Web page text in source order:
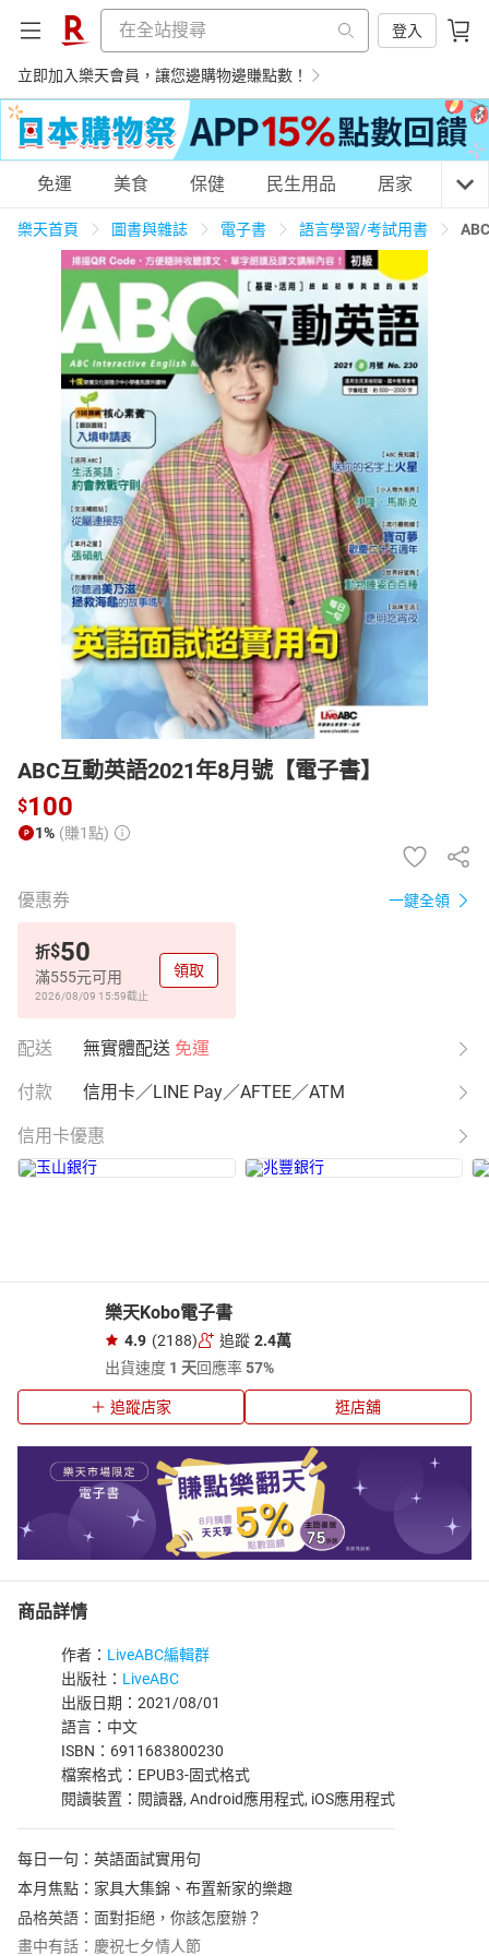
登入
立即加入樂天會員，讓您邊購物邊賺點數！
購物網分類
天天免運 美食蛋糕 養生保健 民生用品
居家生活 3C家電 運動休閒 親子玩具
女裝 男裝 化妝保養 情趣用品
日本購物 電子/紙本書
HOT
免運 美食 保健 民生用品 居家 3C
樂天首頁 圖書與雜誌 電子書 語言學習/考試用書
ABC互動英語2021年8月號【電子書】
$100
1% (賺1點)
優惠券 一鍵全領
折$50
滿555元可用
2026/08/09 15:59截止
領取
配送 無實體配送 免運
付款 信用卡／LINE Pay／AFTEE／ATM
信用卡優惠
樂天Kobo電子書
4.9 (2188) 追蹤 2.4萬
出貨速度 1 天回應率57%
追蹤店家 逛店舖
商品詳情
作者： LiveABC編輯群
出版社： LiveABC
出版日期：2021/08/01
語言：中文
ISBN：6911683800230
檔案格式：EPUB3-固式格式
閱讀裝置：閱讀器, Android應用程式, iOS應用程式
每日一句：英語面試實用句
本月焦點：家具大集錦、布置新家的樂趣
品格英語：面對拒絕，你該怎麼辦？
畫中有話：慶祝七夕情人節